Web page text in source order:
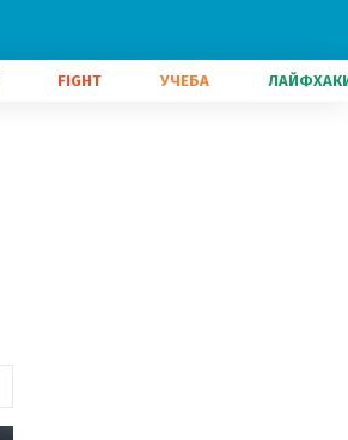
FIGHT УЧЕБА